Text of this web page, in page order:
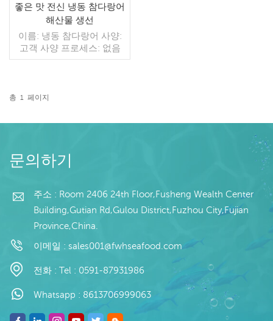
좋은 맛 전신 냉동 참다랑어
해산물 생선
이름: 냉동 참다랑어 사양:
고객 사양 프로세스: 없음
유약: BQF 40%(맞춤형) 포
매/수출 최소. 주문: 20피트
너 지불: 보자마자 TT / С확
원산지: 중국 브랜드: 푸 왕
행
총 1 페이지
문의하기
주소 : Room 2406 24th Floor,Fusheng Wealth Center
Building,Gutian Rd,Gulou District,Fuzhou City,Fujian
Province,China.
이메일 : sales001@fwhseafood.com
전화 : Tel : 0591-87931986
Whatsapp : 8613706999063